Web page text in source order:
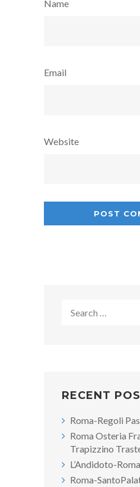
Name
Email
Website
RECENT
Roma-Regoli
Roma Osteria
Trapizzino
L’Andidoto-Roma
Roma-